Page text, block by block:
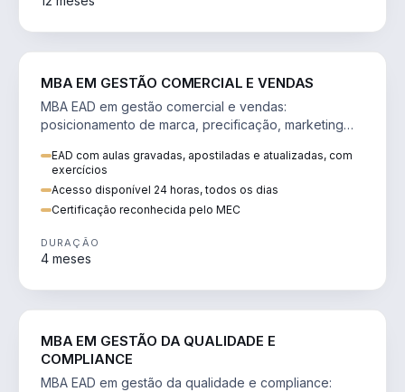
MBA EM GESTÃO COMERCIAL E VENDAS
MBA EAD em gestão comercial e vendas:
posicionamento de marca, precificação, marketing
EAD com aulas gravadas, apostiladas e atualizadas, com
exercícios
Acesso disponível 24 horas, todos os dias
Certificação reconhecida pelo MEC
DURAÇÃO
4 meses
MBA EM GESTÃO DA QUALIDADE E
COMPLIANCE
MBA EAD em gestão da qualidade e compliance: